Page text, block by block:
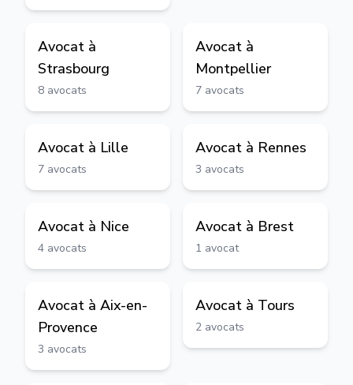
Avocat à
Strasbourg
8 avocats
Avocat à
Montpellier
7 avocats
Avocat à Lille
7 avocats
Avocat à Rennes
3 avocats
Avocat à Nice
4 avocats
Avocat à Brest
1 avocat
Avocat à Aix-en-
Provence
3 avocats
Avocat à Tours
2 avocats